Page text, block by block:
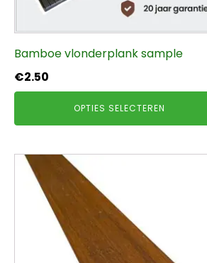
Bamboe vlonderplank sample
€2.50
OPTIES SELECTEREN